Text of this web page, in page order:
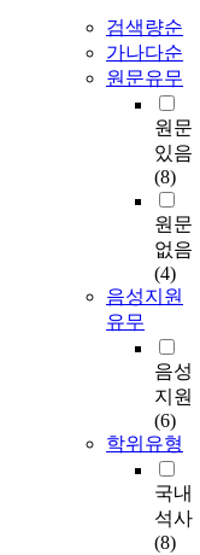
검색량순
가나다순
원문유무
원문
있음
(8)
원문
없음
(4)
음성지원
유무
음성
지원
(6)
학위유형
국내
석사
(8)